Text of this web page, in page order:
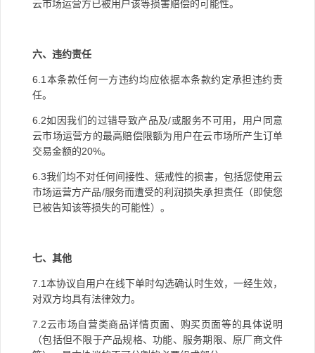
云市场运营方已被用户该等损害赔偿的可能性。
六、违约责任
6.1 本条款任何一方违约均应依据本条款约定承担违约责
任。
6.2如因我们的过错导致产品及/或服务不可用，用户同意
云市场运营方的最高赔偿限额为用户在云市场所产生订单
交易金额的20%。
6.3我们均不对任何间接性、惩戒性的损害，包括您使用云
市场运营方产品/服务而遭受的利润损失承担责任（即使您
已被告知该等损失的可能性）。
七、其他
7.1本协议自用户在线下单时勾选确认时生效，一经生效，
对双方均具有法律效力。
7.2云市场自营类商品详情页面、购买页面等的具体说明
（包括但不限于产品规格、功能、服务期限、原厂商文件